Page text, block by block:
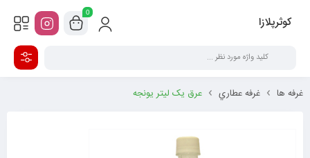
کوثرپلازا
0
غرفه ها غرفه عطاري عرق یک لیتر یونجه